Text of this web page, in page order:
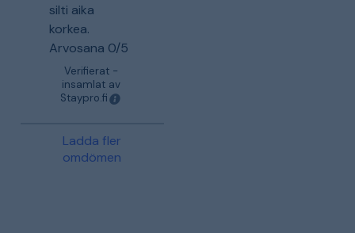
silti aika
korkea.
Arvosana 0/5
Verifierat -
insamlat av
Staypro.fi
Ladda fler
omdömen